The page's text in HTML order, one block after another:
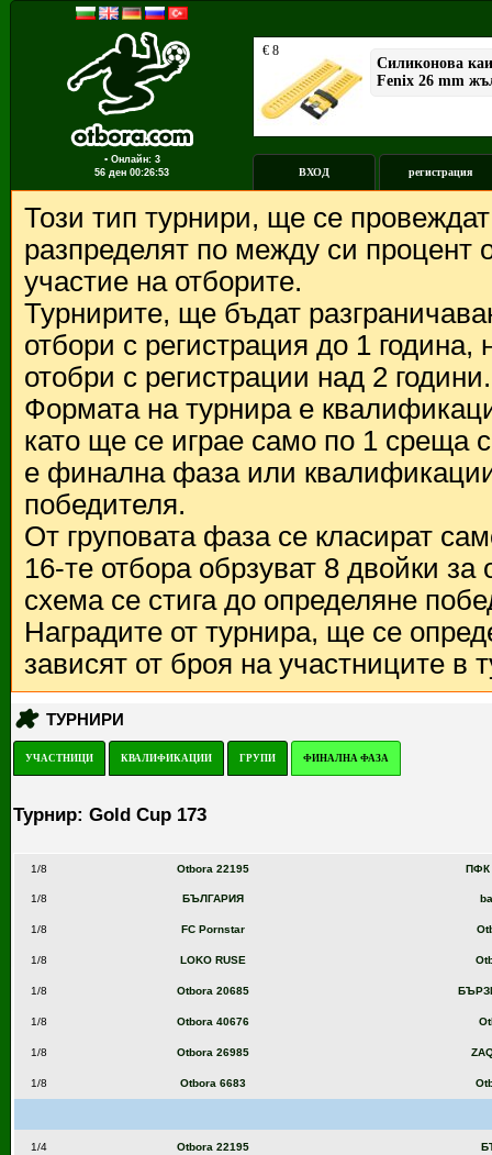
▪ Онлайн: 3
56 ден 00:26:53 ВХОД регистрация
Този тип турнири, ще се
разпределят по между си процент
участие на отборите.
Турнирите, ще бъдат
отбори с регистрация до 1
отобри с регистрации над 2 години.
Формата на турнира е
като ще се играе само по 1 среща
е финална фаза или
победителя.
От груповата фаза се класират
16-те отбора обрзуват 8 двойки
схема се стига до определяне
Наградите от турнира, ще се
зависят от броя на участниците в
ТУРНИРИ
УЧАСТНИЦИ КВАЛИФИКАЦИИ ГРУПИ ФИНАЛНА ФАЗА
Турнир: Gold Cup 173
1/8 Otbora 22195 ПФК
1/8 БЪЛГАРИЯ
1/8 FC Pornstar
1/8 LOKO RUSE
1/8 Otbora 20685
1/8 Otbora 40676
1/8 Otbora 26985
1/8 Otbora 6683
1/4 Otbora 22195